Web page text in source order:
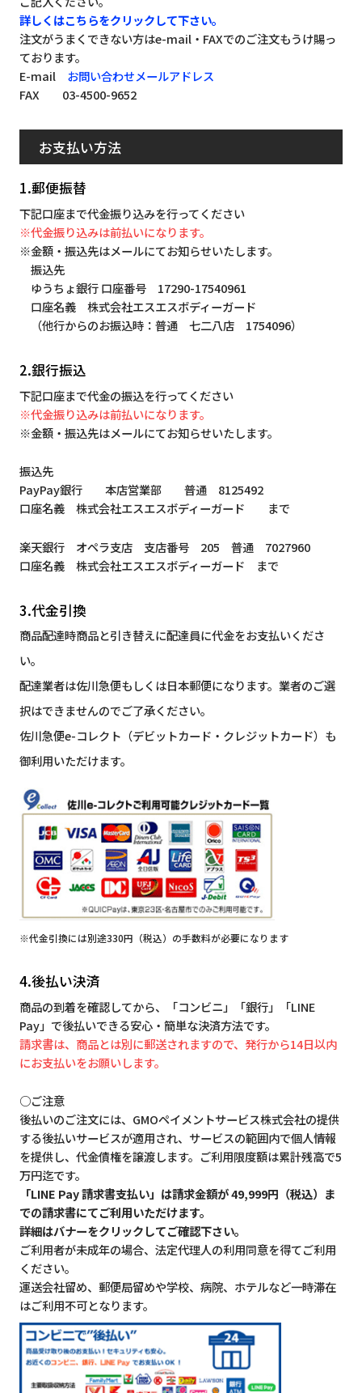
詳しくはこちらをクリックして下さい。
注文がうまくできない方はe-mail・FAXでのご注文もうけ賜っ
ております。
E-mail お問い合わせメールアドレス
FAX 03-4500-9652
お支払い方法
1.郵便振替
下記口座まで代金振り込みを行ってください
※代金振り込みは前払いになります。
※金額・振込先はメールにてお知らせいたします。
振込先
ゆうちょ銀行 口座番号 17290-17540961
口座名義 株式会社エスエスボディーガード
（他行からのお振込時：普通 七二八店 1754096）
2.銀行振込
下記口座まで代金の振込を行ってください
※代金振り込みは前払いになります。
※金額・振込先はメールにてお知らせいたします。
振込先
PayPay銀行 本店営業部 普通 8125492
口座名義 株式会社エスエスボディーガード まで
楽天銀行 オペラ支店 支店番号 205 普通 7027960
口座名義 株式会社エスエスボディーガード まで
3.代金引換
商品配達時商品と引き替えに配達員に代金をお支払いくださ
い。
配達業者は佐川急便もしくは日本郵便になります。業者のご選
択はできませんのでご了承ください。
佐川急便e-コレクト（デビットカード・クレジットカード）も
御利用いただけます。
※代金引換には別途330円（税込）の手数料が必要になります
4.後払い決済
商品の到着を確認してから、「コンビニ」「銀行」「LINE
Pay」で後払いできる安心・簡単な決済方法です。
請求書は、商品とは別に郵送されますので、発行から14日以内
にお支払いをお願いします。
○ご注意
後払いのご注文には、GMOペイメントサービス株式会社の提供
する後払いサービスが適用され、サービスの範囲内で個人情報
を提供し、代金債権を譲渡します。ご利用限度額は累計残高で5
万円迄です。
「LINE Pay 請求書支払い」は請求金額が 49,999円（税込）ま
での請求書にてご利用いただけます。
詳細はバナーをクリックしてご確認下さい。
ご利用者が未成年の場合、法定代理人の利用同意を得てご利用
ください。
運送会社留め、郵便局留めや学校、病院、ホテルなど一時滞在
はご利用不可となります。